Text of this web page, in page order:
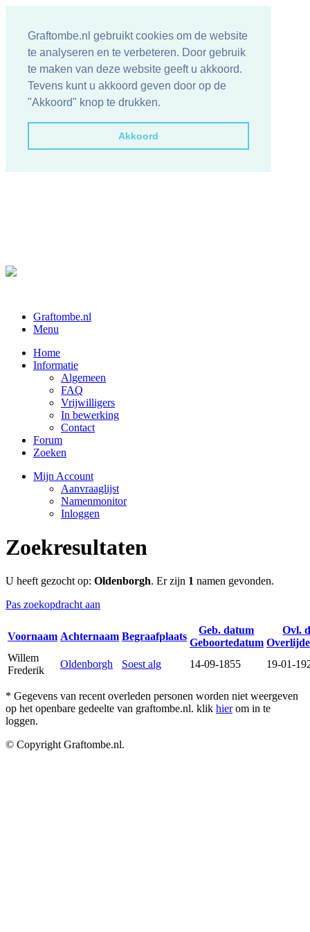
Graftombe.nl gebruikt cookies om de website
te analyseren en te verbeteren. Door gebruik
te maken van deze website geeft u akkoord.
Tevens kunt u akkoord geven door op de
"Akkoord" knop te drukken.
Akkoord
Graftombe.nl
Menu
Home
Informatie
Algemeen
FAQ
Vrijwilligers
In bewerking
Contact
Forum
Zoeken
Mijn Account
Aanvraaglijst
Namenmonitor
Inloggen
Zoekresultaten
U heeft gezocht op: Oldenborgh. Er zijn 1 namen gevonden.
Pas zoekopdracht aan
Voornaam Achternaam Begraafplaats
Geb. datum
Geboortedatum
Ovl.
Willem
Frederik
Oldenborgh Soest alg 14-09-1855 19-01-
* Gegevens van recent overleden personen worden niet weergeven
op het openbare gedeelte van graftombe.nl. klik hierom in te
loggen.
© Copyright Graftombe.nl.